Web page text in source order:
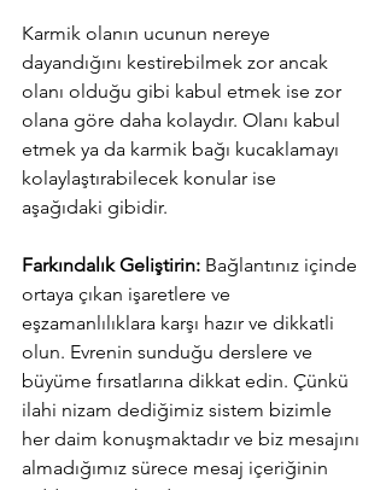
Karmik olanın ucunun nereye
dayandığını kestirebilmek zor ancak
olanı olduğu gibi kabul etmek ise zor
olana göre daha kolaydır. Olanı kabul
etmek ya da karmik bağı kucaklamayı
kolaylaştırabilecek konular ise
aşağıdaki gibidir.
Farkındalık Geliştirin: Bağlantınız içinde
ortaya çıkan işaretlere ve
eşzamanlılıklara karşı hazır ve dikkatli
olun. Evrenin sunduğu derslere ve
büyüme fırsatlarına dikkat edin. Çünkü
ilahi nizam dediğimiz sistem bizimle
her daim konuşmaktadır ve biz mesajını
almadığımız sürece mesaj içeriğinin